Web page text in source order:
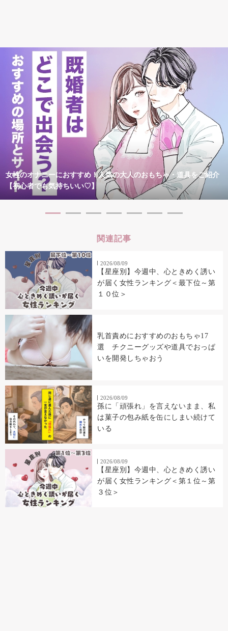
女性のオナニーにおすすめ！人気の大人のおもちゃ・道具をご紹介
【初心者でも気持ちいい♡】
関連記事
2026/08/09
【星座別】今週中、心ときめく誘い
が届く女性ランキング＜最下位～第
１０位＞
乳首責めにおすすめのおもちゃ17
選 チクニーグッズや道具でおっぱ
いを開発しちゃおう
2026/08/09
孫に「頑張れ」を言えないまま、私
は菓子の包み紙を缶にしまい続けて
いる
2026/08/09
【星座別】今週中、心ときめく誘い
が届く女性ランキング＜第１位～第
３位＞